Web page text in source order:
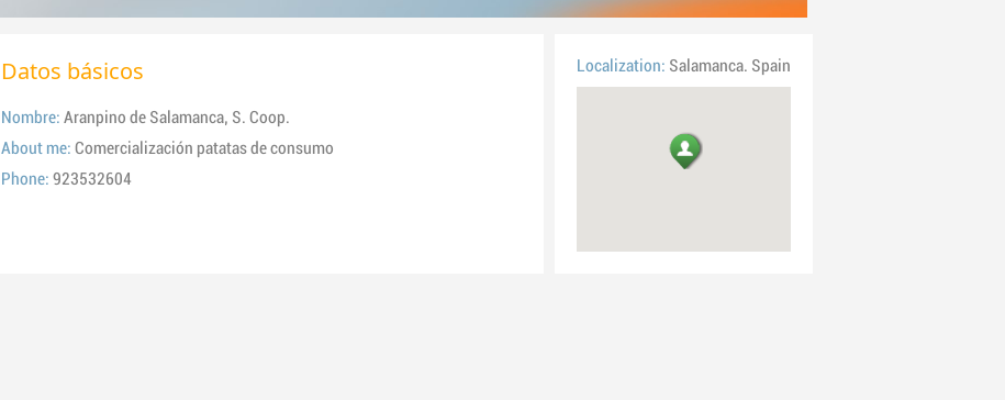
Datos básicos
Nombre: Aranpino de Salamanca, S. Coop.
About me: Comercialización patatas de consumo
Phone: 923532604
Localization: Salamanca. Spain